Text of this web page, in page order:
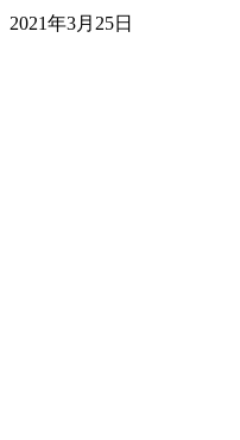
2021年3月25日